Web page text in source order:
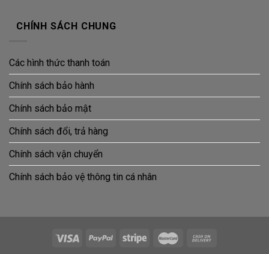
CHÍNH SÁCH CHUNG
Các hình thức thanh toán
Chính sách bảo hành
Chính sách bảo mật
Chính sách đổi, trả hàng
Chính sách vận chuyển
Chính sách bảo vệ thông tin cá nhân